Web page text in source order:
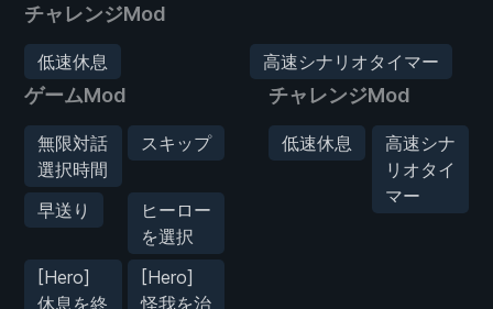
チャレンジMod
低速休息 高速シナリオタイマー
ゲームMod
無限対話
選択時間
スキップ
早送り
ヒーロー
を選択
[Hero]
休息を終
[Hero]
怪我を治
チャレンジMod
低速休息
高速シナ
リオタイ
マー